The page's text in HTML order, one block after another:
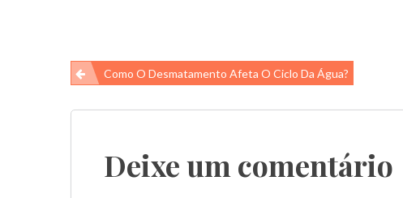
Navegação
de
Como O Desmatamento Afeta O Ciclo Da Água?
Deixe um comentário